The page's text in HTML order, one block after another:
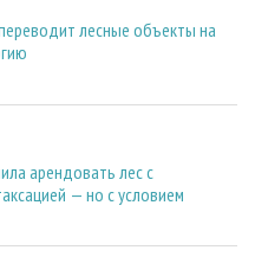
лесные объекты на
арендовать лес с
— но с условием